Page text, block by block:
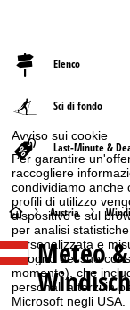
Avviso sui cookie
Per garantire
raccogliere
condividiamo anche
profili di utilizzo
dispositivo e sul
per analisi
personalizzata e
bisogno del suo
momento), che
personali a terzi in
Microsoft negli USA.
Elenco
Sci di fondo
Last-Minute &
H
o
m
Austria
Meteo